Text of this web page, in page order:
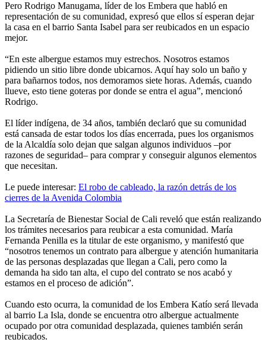
Pero Rodrigo Manugama, líder de los Embera que habló en
representación de su comunidad, expresó que ellos sí esperan dejar
la casa en el barrio Santa Isabel para ser reubicados en un espacio
mejor.
“En este albergue estamos muy estrechos. Nosotros estamos
pidiendo un sitio libre donde ubicarnos. Aquí hay solo un baño y
para bañarnos todos, nos demoramos siete horas. Además, cuando
llueve, esto tiene goteras por donde se entra el agua”, mencionó
Rodrigo.
El líder indígena, de 34 años, también declaró que su comunidad
está cansada de estar todos los días encerrada, pues los organismos
de la Alcaldía solo dejan que salgan algunos individuos –por
razones de seguridad– para comprar y conseguir algunos elementos
que necesitan.
Le puede interesar: El robo de cableado, la razón detrás de los
cierres de la Avenida Colombia
La Secretaría de Bienestar Social de Cali reveló que están realizando
los trámites necesarios para reubicar a esta comunidad. María
Fernanda Penilla es la titular de este organismo, y manifestó que
“nosotros tenemos un contrato para albergue y atención humanitaria
de las personas desplazadas que llegan a Cali, pero como la
demanda ha sido tan alta, el cupo del contrato se nos acabó y
estamos en el proceso de adición”.
Cuando esto ocurra, la comunidad de los Embera Katío será llevada
al barrio La Isla, donde se encuentra otro albergue actualmente
ocupado por otra comunidad desplazada, quienes también serán
reubicados.